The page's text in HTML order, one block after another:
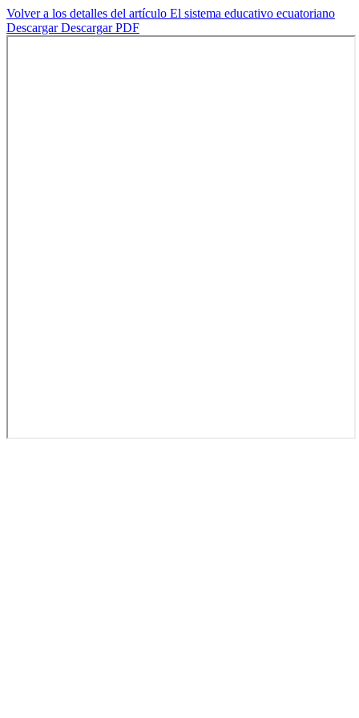
Volver a los detalles del artículo El sistema educativo ecuatoriano
DescargarDescargar PDF